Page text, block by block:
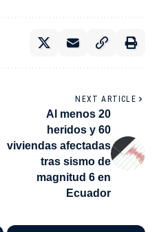
NEXT ARTICLE
Al menos 20
heridos y 60
viviendas afectadas
tras sismo de
magnitud 6 en
Ecuador